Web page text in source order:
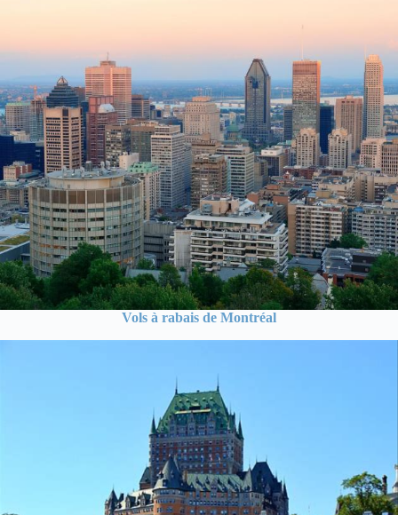
Vols à rabais de Montréal